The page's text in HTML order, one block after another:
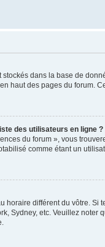
dans la base de
haut des pages du forum.
des utilisateurs en ligne ?
du forum », vous
comme étant un
horaire différent du vôtre.
Sydney, etc. Veuillez